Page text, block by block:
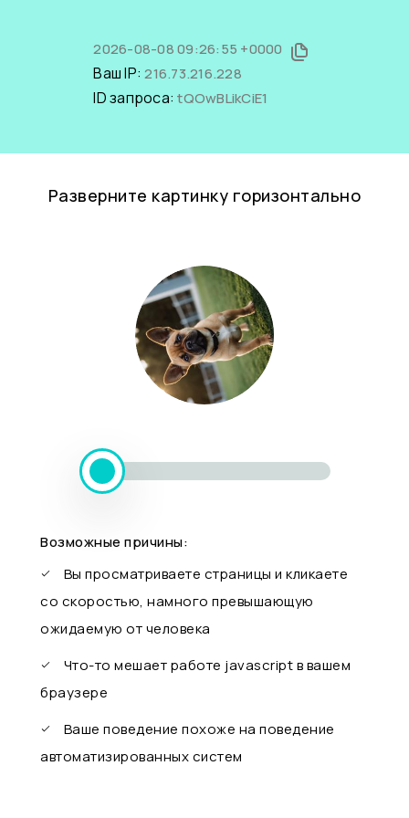
2026-08-08 09:26:55 +0000
Ваш IP:216.73.216.228
ID запроса:tQOwBLikCiE1
Разверните картинку горизонтально
Возможные причины:
Вы просматриваете страницы и кликаете
со скоростью, намного превышающую
ожидаемую от человека
Что-то мешает работе javascript в вашем
браузере
Ваше поведение похоже на поведение
автоматизированных систем